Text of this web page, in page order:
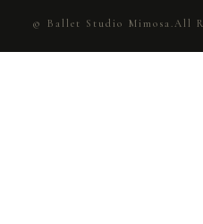
© Ballet Studio Mimosa.All